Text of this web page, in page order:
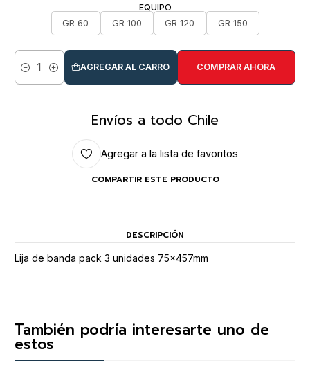
EQUIPO
GR 60
GR 100 GR 120 GR 150
Cantidad
AGREGAR AL CARRO COMPRAR AHORA
Envíos a todo Chile
Agregar a la lista de favoritos
COMPARTIR ESTE PRODUCTO
DESCRIPCIÓN
Lija de banda pack 3 unidades 75x457mm
También podría interesarte uno de
estos